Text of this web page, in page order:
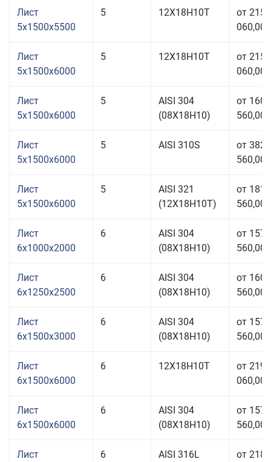
Лист
5x1500x5500
5 12Х18Н10Т
от 215
060,00
Лист
5x1500x6000
5 12Х18Н10Т
от 215
060,00
Лист
5x1500x6000
5
AISI 304
(08Х18Н10)
от 160
560,00
Лист
5x1500x6000
5 AISI 310S
от 382
560,00
Лист
5x1500x6000
5
AISI 321
(12Х18Н10Т)
от 181
560,00
Лист
6x1000x2000
6
AISI 304
(08Х18Н10)
от 157
560,00
Лист
6x1250x2500
6
AISI 304
(08Х18Н10)
от 160
560,00
Лист
6x1500x3000
6
AISI 304
(08Х18Н10)
от 157
560,00
Лист
6x1500x6000
6 12Х18Н10Т
от 219
060,00
Лист
6x1500x6000
6
AISI 304
(08Х18Н10)
от 157
560,00
Лист
6 AISI 316L
от 218